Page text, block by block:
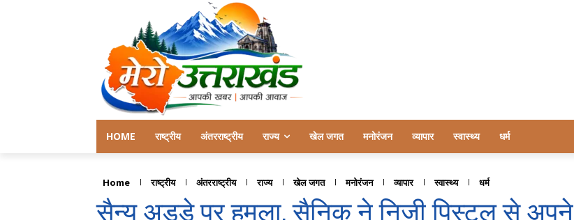
HOME राष्ट्रीय अंतरराष्ट्रीय राज्य खेल जगत मनोरंजन व्यापार स्वास्थ्य धर्म
Home राष्ट्रीय अंतरराष्ट्रीय राज्य खेल जगत मनोरंजन व्यापार स्वास्थ्य धर्म
सैन्य अड्डे पर हमला, सैनिक ने निजी पिस्टल से अपने